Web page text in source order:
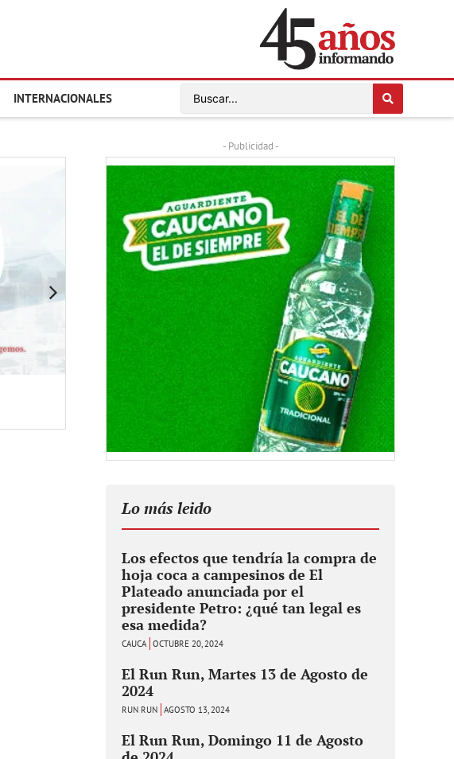
INTERNACIONALES
- Publicidad -
Lo más leido
Los efectos que tendría la compra de
hoja coca a campesinos de El
Plateado anunciada por el
presidente Petro: ¿qué tan legal es
esa medida?
CAUCA OCTUBRE 20, 2024
El Run Run, Martes 13 de Agosto de
2024
RUN RUN AGOSTO 13, 2024
El Run Run, Domingo 11 de Agosto